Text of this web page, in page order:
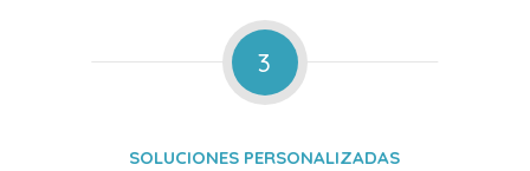
3
SOLUCIONES PERSONALIZADAS